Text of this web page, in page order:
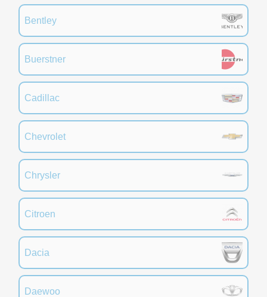
Bentley
Buerstner
Cadillac
Chevrolet
Chrysler
Citroen
Dacia
Daewoo